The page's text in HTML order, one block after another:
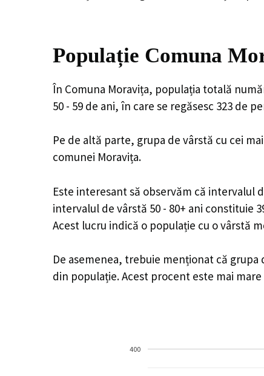
Populație Comuna
În Comuna Moravița, populația totală
50 - 59 de ani, în care se regăsesc 323 de
Pe de altă parte, grupa de vârstă cu cei
comunei Moravița.
Este interesant să observăm că intervalul
intervalul de vârstă 50 - 80+ ani constituie
Acest lucru indică o populație cu o vârstă
De asemenea, trebuie menționat că
din populație. Acest procent este mai
400